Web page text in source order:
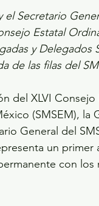
el Secretario
Estatal
y
de las filas del
del XLVI
(SMSEM), la
General del
un
con